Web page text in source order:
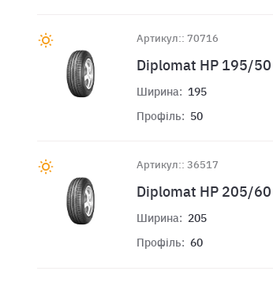
Артикул:: 70716
Diplomat HP 195/
Ширина: 195
Профіль: 50
Артикул:: 36517
Diplomat HP 205/
Ширина: 205
Профіль: 60